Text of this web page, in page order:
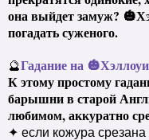
она выйдет замуж? 🎃
погадать суженого.
🔮Гадание на 🎃
К этому простому
барышни в старой
любимом, аккуратно
✦ если кожура